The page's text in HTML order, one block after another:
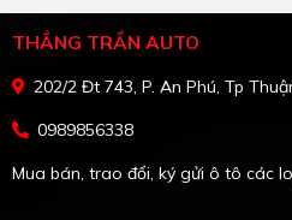
THẮNG TRẦN AUTO
202/2 Đt 743, P. An Phú, Tp
0989856338
Mua bán, trao đổi, ký gửi ô tô các